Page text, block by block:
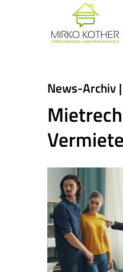
News-Archiv